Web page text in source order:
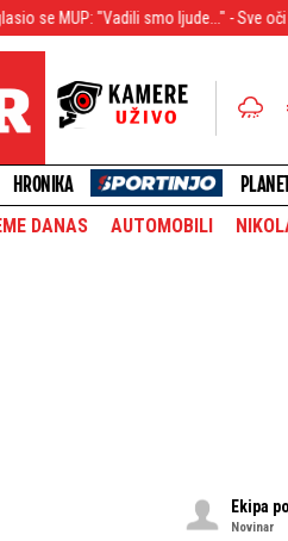
smo ljude..." - Sve oči uprte ka
HRONIKA
DANAS AUTOMOBILI
Ekipa
Novinar